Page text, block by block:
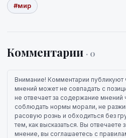
#мир
Комментарии · 0
Внимание! Комментарии публикуют
мнений может не совпадать с
не отвечает за содержание мнений
соблюдать нормы морали, не
расовую рознь и обходиться без
тем, как высказаться. Вы отвечаете
мнение, вы соглашаетесь с